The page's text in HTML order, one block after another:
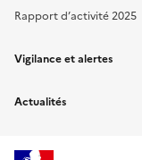
Rapport d’activité 2025
Vigilance et alertes
Actualités